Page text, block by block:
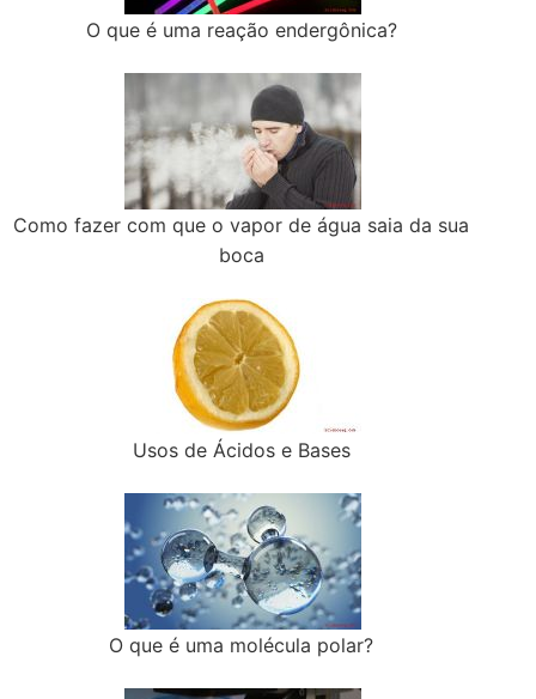
O que é uma reação endergônica?
Como fazer com que o vapor de água saia da sua
boca
Usos de Ácidos e Bases
O que é uma molécula polar?